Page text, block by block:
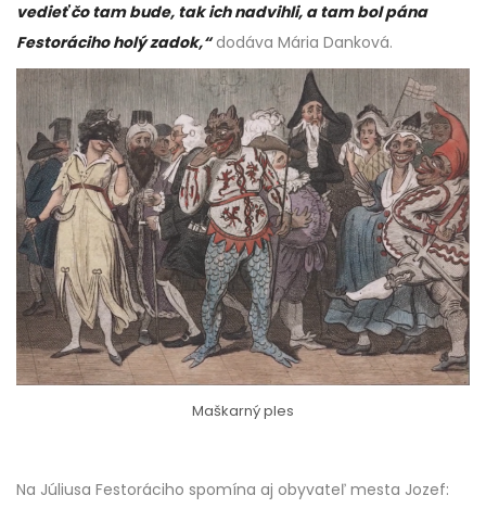
vedieť čo tam bude, tak ich nadvihli, a tam bol pána
Festoráciho holý zadok,“dodáva Mária Danková.
Maškarný ples
Na Júliusa Festoráciho spomína aj obyvateľ mesta Jozef: